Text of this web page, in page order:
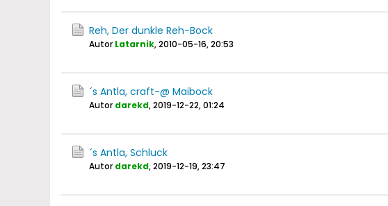
Reh, Der dunkle Reh-Bock
Autor Latarnik,2010-05-16, 20:53
´s Antla, craft-@ Maibock
Autor darekd,2019-12-22, 01:24
´s Antla, Schluck
Autor darekd,2019-12-19, 23:47